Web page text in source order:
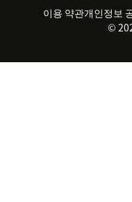
실시간 채팅
지속 가능성 보고서
2026 CX 트렌드
고객 서비스 소프트웨어
이용 약관개인정보
©